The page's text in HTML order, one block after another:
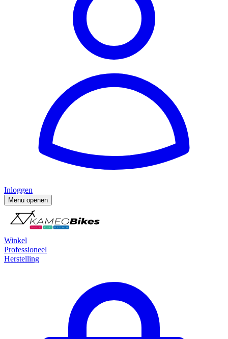
Inloggen
Menu openen
Winkel
Professioneel
Herstelling